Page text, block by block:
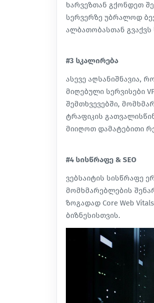
ხარვეზთან გქონდეთ
სერვერზე უბრალოდ
ალბათობასთან გვაქვს
#3 სკალირება
ასევე აღსანიშნავია,
მიღებული სერვისები
შემთხვევებში,
ტრაფიკის
მიიღოთ დამატებითი
#4 სისწრაფე & SEO
ვებსაიტის სისწრაფე
მომხმარებლების
ზოგადად Core Web
ბიზნესისთვის.